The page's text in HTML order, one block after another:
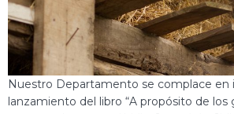
Nuestro Departamento se complace en
lanzamiento del libro “A propósito de los